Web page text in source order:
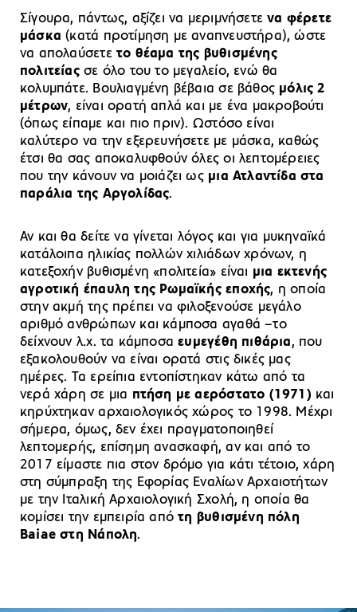
Σίγουρα, πάντως, αξίζει να μεριμνήσετενα φέρετε
μάσκα (κατά προτίμηση με αναπνευστήρα), ώστε
να απολαύσετε το θέαμα της βυθισμένης
πολιτείαςσε όλο του το μεγαλείο, ενώ θα
κολυμπάτε. Βουλιαγμένη βέβαια σε βάθος μόλις 2
μέτρων, είναι ορατή απλά και με ένα μακροβούτι
(όπως είπαμε και πιο πριν). Ωστόσο είναι
καλύτερο να την εξερευνήσετε με μάσκα, καθώς
έτσι θα σας αποκαλυφθούν όλες οι λεπτομέρειες
που την κάνουν να μοιάζει ως μια Ατλαντίδα στα
παράλια της Αργολίδας.
Αν και θα δείτε να γίνεται λόγος και για μυκηναϊκά
κατάλοιπα ηλικίας πολλών χιλιάδων χρόνων, η
κατεξοχήν βυθισμένη «πολιτεία» είναι μια εκτενής
αγροτική έπαυλη της Ρωμαϊκής εποχής, η οποία
στην ακμή της πρέπει να φιλοξενούσε μεγάλο
αριθμό ανθρώπων και κάμποσα αγαθά –το
δείχνουν λ.χ. τα κάμποσαευμεγέθη πιθάρια, που
εξακολουθούν να είναι ορατά στις δικές μας
ημέρες. Τα ερείπια εντοπίστηκαν κάτω από τα
νερά χάρη σε μια πτήση με αερόστατο (1971) και
κηρύχτηκαν αρχαιολογικός χώρος το 1998. Μέχρι
σήμερα, όμως, δεν έχει πραγματοποιηθεί
λεπτομερής, επίσημη ανασκαφή, αν και από το
2017 είμαστε πια στον δρόμο για κάτι τέτοιο, χάρη
στη σύμπραξη της Εφορίας Εναλίων Αρχαιοτήτων
με την Ιταλική Αρχαιολογική Σχολή, η οποία θα
κομίσει την εμπειρία απότη βυθισμένη πόλη
Baiae στη Νάπολη.